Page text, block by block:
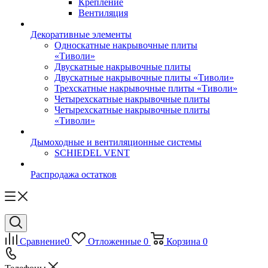
Крепление
Вентиляция
Декоративные элементы
Односкатные накрывочные плиты
«Тиволи»
Двускатные накрывочные плиты
Двускатные накрывочные плиты «Тиволи»
Трехскатные накрывочные плиты «Тиволи»
Четырехскатные накрывочные плиты
Четырехскатные накрывочные плиты
«Тиволи»
Дымоходные и вентиляционные системы
SCHIEDEL VENT
Распродажа остатков
Сравнение0 Отложенные 0 Корзина 0